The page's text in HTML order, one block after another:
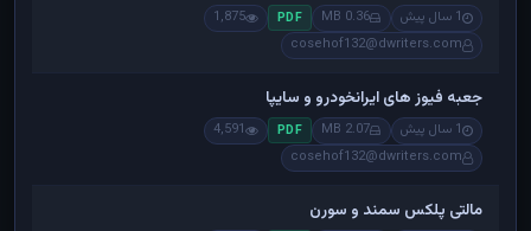
1 سال پیش 0.36 MB
PDF
1,875
cosehof132@dwriters.com
جعبه فیوز های ایرانخودرو و سایپا
1 سال پیش 2.07 MB
PDF
4,591
cosehof132@dwriters.com
مالتی پلکس سمند و سورن